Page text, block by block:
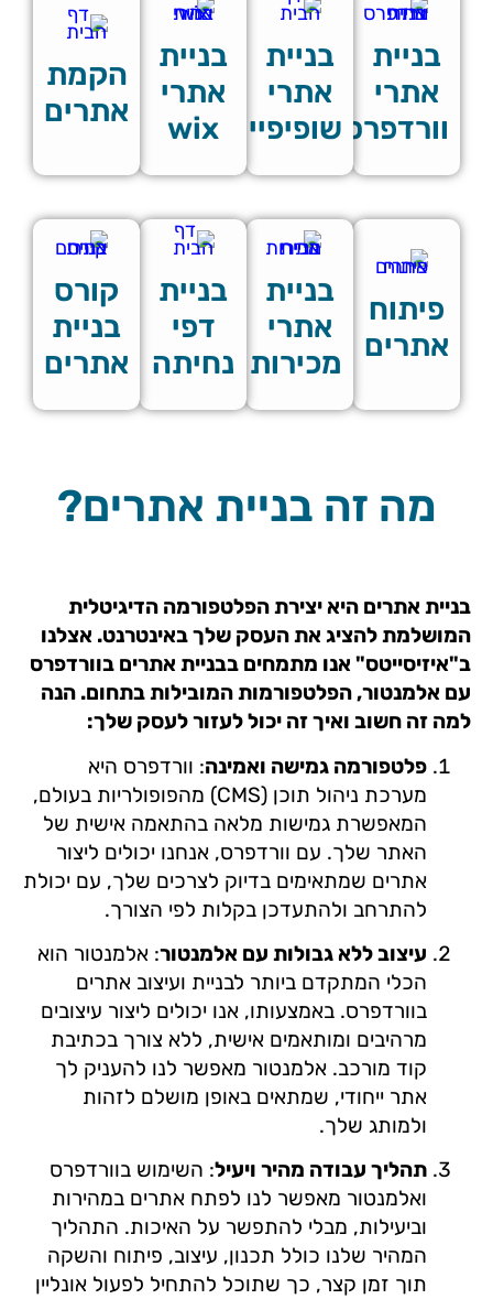
בניית
אתרי
וורדפרס
בניית
אתרי
שופיפיי
בניית
אתרי
wix
הקמת
אתרים
פיתוח
אתרים
בניית
אתרי
מכירות
בניית
דפי
נחיתה
קורס
בניית
אתרים
מה זה בניית אתרים?
בניית אתרים היא יצירת הפלטפורמה הדיגיטלית
המושלמת להציג את העסק שלך באינטרנט. אצלנו
ב"איזיסייטס" אנו מתמחים בבניית אתרים בוורדפרס
עם אלמנטור, הפלטפורמות המובילות בתחום. הנה
למה זה חשוב ואיך זה יכול לעזור לעסק שלך:
פלטפורמה גמישה ואמינה: וורדפרס היא
מערכת ניהול תוכן (CMS) מהפופולריות בעולם,
המאפשרת גמישות מלאה בהתאמה אישית של
האתר שלך. עם וורדפרס, אנחנו יכולים ליצור
אתרים שמתאימים בדיוק לצרכים שלך, עם יכולת
להתרחב ולהתעדכן בקלות לפי הצורך.
עיצוב ללא גבולות עם אלמנטור: אלמנטור הוא
הכלי המתקדם ביותר לבניית ועיצוב אתרים
בוורדפרס. באמצעותו, אנו יכולים ליצור עיצובים
מרהיבים ומותאמים אישית, ללא צורך בכתיבת
קוד מורכב. אלמנטור מאפשר לנו להעניק לך
אתר ייחודי, שמתאים באופן מושלם לזהות
ולמותג שלך.
תהליך עבודה מהיר ויעיל: השימוש בוורדפרס
ואלמנטור מאפשר לנו לפתח אתרים במהירות
וביעילות, מבלי להתפשר על האיכות. התהליך
המהיר שלנו כולל תכנון, עיצוב, פיתוח והשקה
תוך זמן קצר, כך שתוכל להתחיל לפעול אונליין